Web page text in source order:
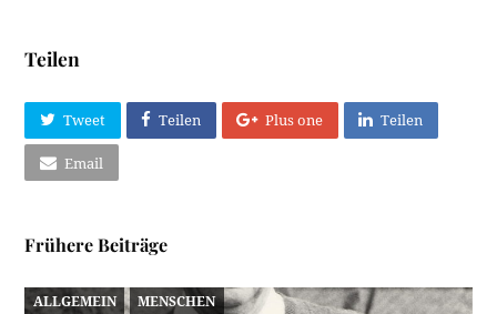
Teilen
Tweet Teilen Plus one Teilen
Email
Frühere Beiträge
ALLGEMEIN MENSCHEN